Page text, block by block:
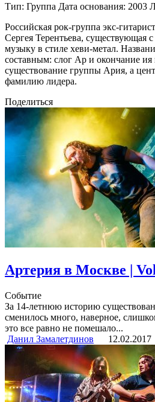
Тип: Группа Дата основания: 2003
Российская рок-группа экс-
Сергея Терентьева, существующая
музыку в стиле хеви-метал.
составным: слог Ар и окончание ия
существование группы Ария, а
фамилию лидера.
Поделиться
Артерия в Москве |
Событие
За 14-летнюю историю
сменилось много, наверное,
это все равно не помешало...
Данил Замалетдинов
12.02.2017